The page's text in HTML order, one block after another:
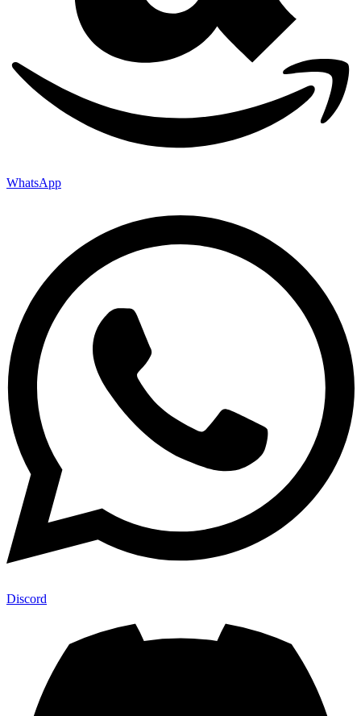
WhatsApp
Discord